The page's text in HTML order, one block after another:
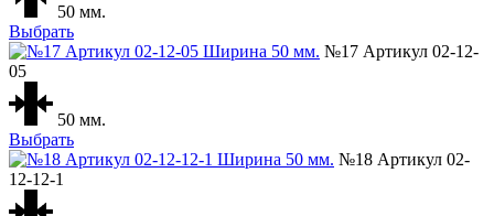
50 мм.
Выбрать
№17 Артикул 02-12-
05
50 мм.
Выбрать
№18 Артикул 02-
12-12-1